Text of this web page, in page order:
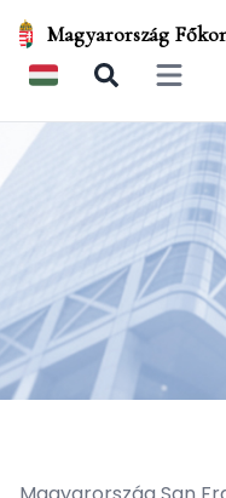
Magyarország
Open